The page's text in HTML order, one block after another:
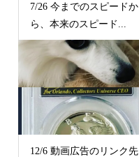
7/26 今までのスピードか
ら、本来のスピード...
12/6 動画広告のリンク先